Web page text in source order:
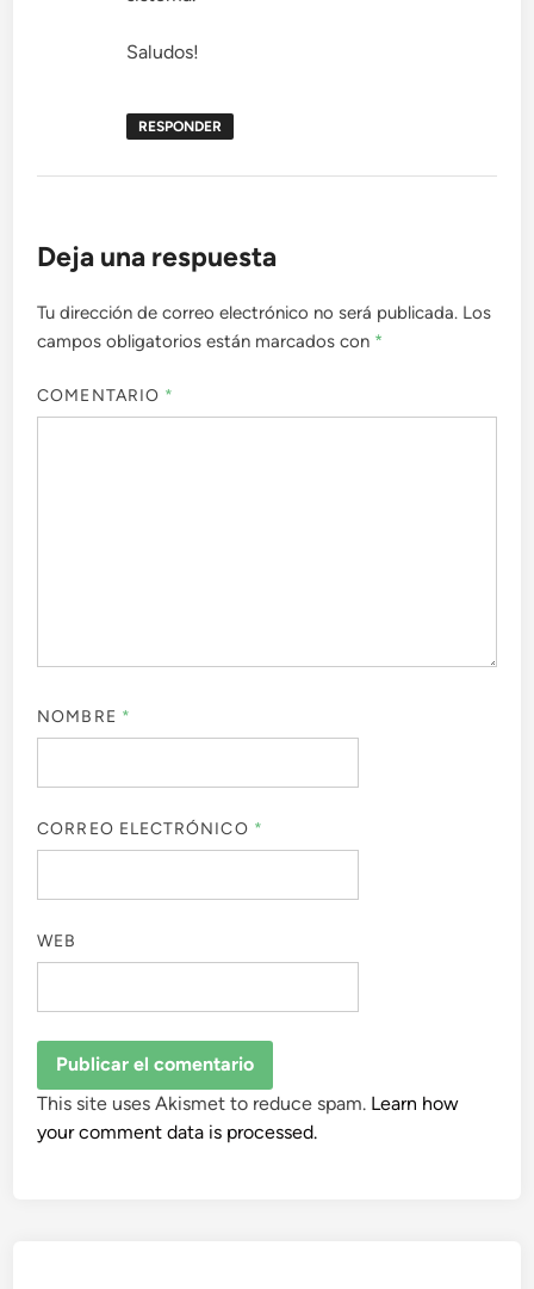
Saludos!
RESPONDER
Deja una respuesta
Tu dirección de correo electrónico no será publicada. Los
campos obligatorios están marcados con *
COMENTARIO *
NOMBRE *
CORREO ELECTRÓNICO *
WEB
This site uses Akismet to reduce spam. Learn how
your comment data is processed.